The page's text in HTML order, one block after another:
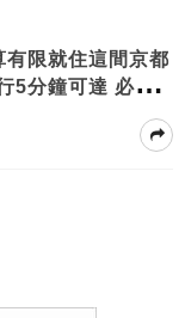
有限就住這間京都
5分鐘可達 必吃